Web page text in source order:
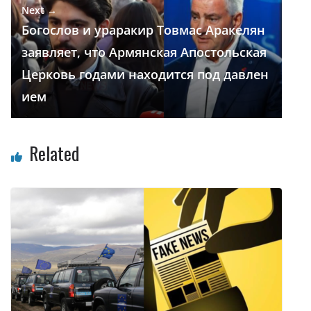
Next →
Богослов и ураракир Товмас Аракелян
заявляет, что Армянская Апостольская
Церковь годами находится под давлен
ием
Related